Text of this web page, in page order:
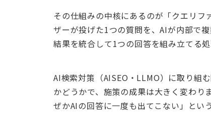
その仕組みの中核にあるのが「クエリ
ザーが投げた1つの質問を、AIが内部で
結果を統合して1つの回答を組み立てる処
AI検索対策（AISEO・LLMO）に取り組
かどうかで、施策の成果は大きく変わり
ぜかAIの回答に一度も出てこない」とい